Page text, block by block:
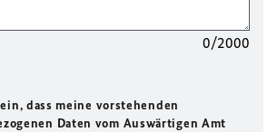
0/2000
dass meine vorstehenden
Daten vom Auswärtigen Amt